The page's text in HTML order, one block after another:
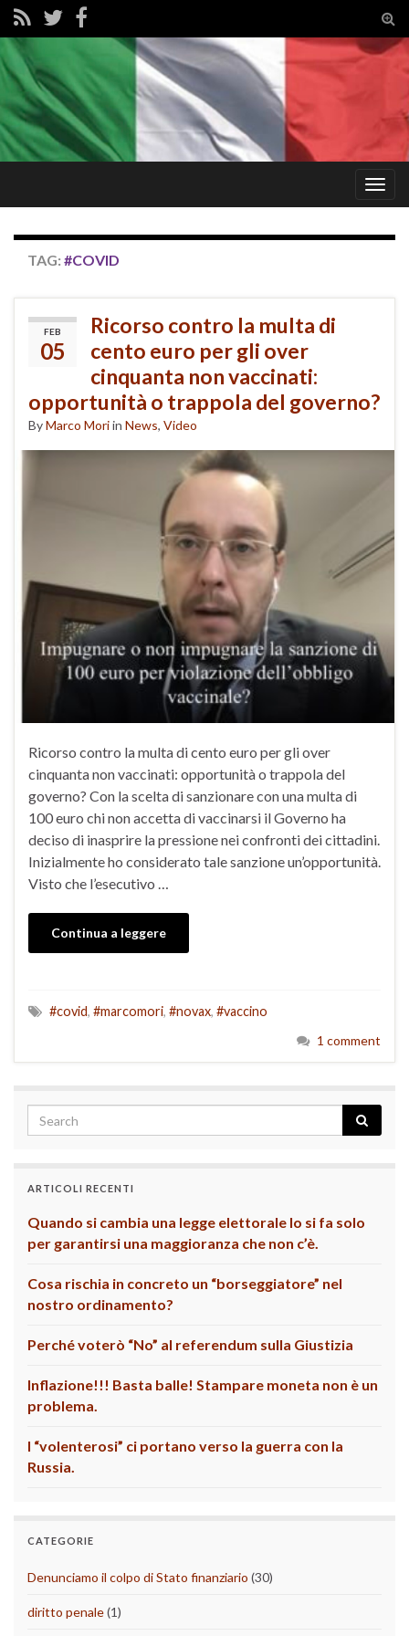
TAG: #COVID
FEB
05
Ricorso contro la multa di
cento euro per gli over
cinquanta non vaccinati:
opportunità o trappola del governo?
ByMarco Moriin News, Video
Ricorso contro la multa di cento euro per gli over
cinquanta non vaccinati: opportunità o trappola del
governo? Con la scelta di sanzionare con una multa di
100 euro chi non accetta di vaccinarsi il Governo ha
deciso di inasprire la pressione nei confronti dei cittadini.
Inizialmente ho considerato tale sanzione un’opportunità.
Visto che l’esecutivo …
Continua a leggere
#covid, #marcomori, #novax, #vaccino
1 comment
ARTICOLI RECENTI
Quando si cambia una legge elettorale lo si fa solo
per garantirsi una maggioranza che non c’è.
Cosa rischia in concreto un “borseggiatore” nel
nostro ordinamento?
Perché voterò “No” al referendum sulla Giustizia
Inflazione!!! Basta balle! Stampare moneta non è un
problema.
I “volenterosi” ci portano verso la guerra con la
Russia.
CATEGORIE
Denunciamo il colpo di Stato finanziario (30)
diritto penale(1)